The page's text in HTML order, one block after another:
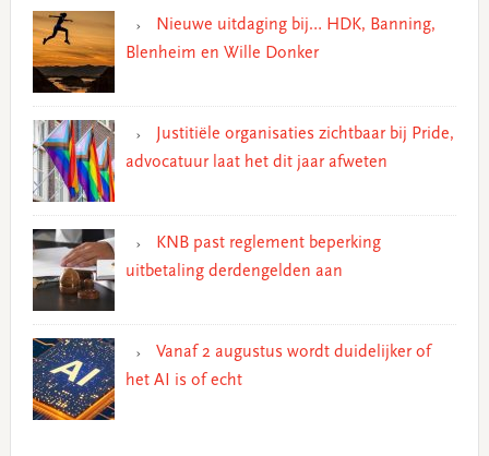
Nieuwe uitdaging bij… HDK, Banning,
Blenheim en Wille Donker
Justitiële organisaties zichtbaar bij Pride,
advocatuur laat het dit jaar afweten
KNB past reglement beperking
uitbetaling derdengelden aan
Vanaf 2 augustus wordt duidelijker of
het AI is of echt